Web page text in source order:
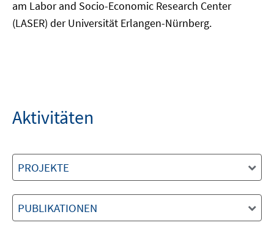
am Labor and Socio-Economic Research Center
(LASER) der Universität Erlangen-Nürnberg.
Aktivitäten
PROJEKTE
PUBLIKATIONEN